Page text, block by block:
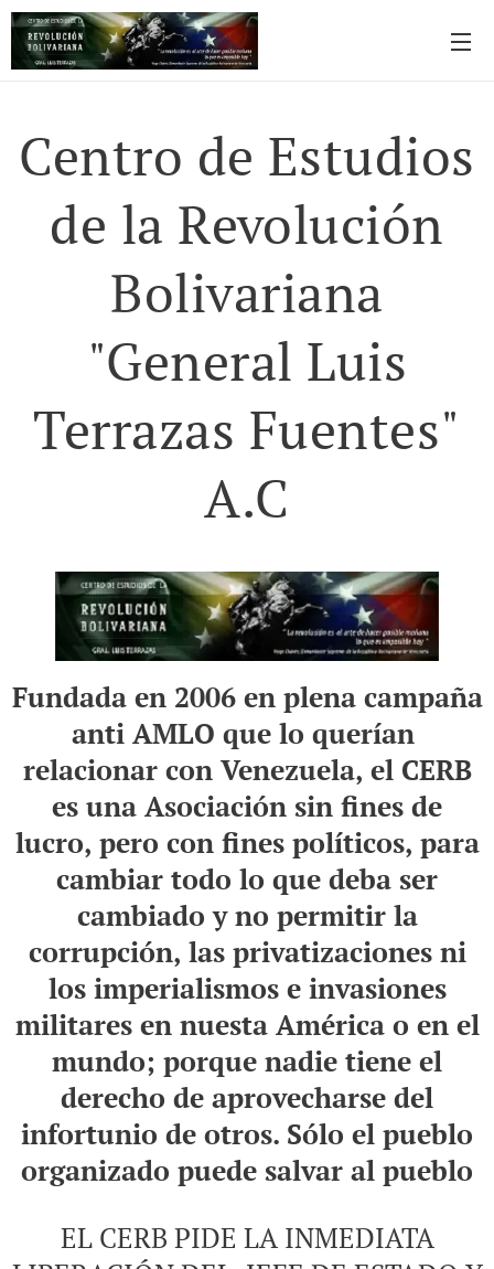
Centro de Estudios
de la Revolución
Bolivariana
"General Luis
Terrazas Fuentes"
A.C
Fundada en 2006 en plena campaña
anti AMLO que lo querían
relacionar con Venezuela, el CERB
es una Asociación sin fines de
lucro, pero con fines políticos, para
cambiar todo lo que deba ser
cambiado y no permitir la
corrupción, las privatizaciones ni
los imperialismos e invasiones
militares en nuesta América o en el
mundo; porque nadie tiene el
derecho de aprovecharse del
infortunio de otros. Sólo el pueblo
organizado puede salvar al pueblo
EL CERB PIDE LA INMEDIATA